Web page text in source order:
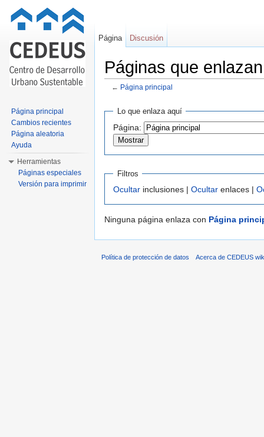
Páginas que
← Página principal
Lo que enlaza aquí
Página:
Filtros
Ocultar inclusiones | Ocultar enlaces |
Ninguna página enlaza con Página
Página Discusión
Página principal
Cambios recientes
Página aleatoria
Ayuda
Herramientas
Páginas especiales
Versión para imprimir
Política de protección de datos Acerca de CEDEUS